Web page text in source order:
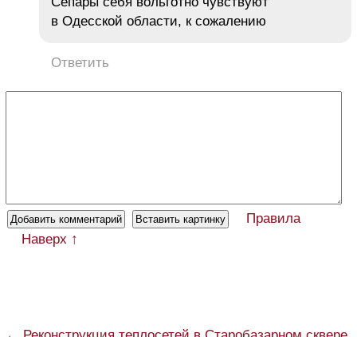
в Одесской области, к сожалению
Ответить
Правила
Наверх ↑